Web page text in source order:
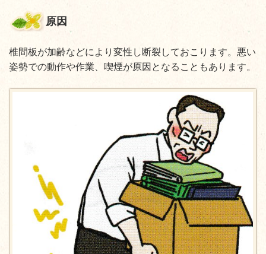
原因
椎間板が加齢などにより変性し断裂しておこります。悪い
姿勢での動作や作業、喫煙が原因となることもあります。